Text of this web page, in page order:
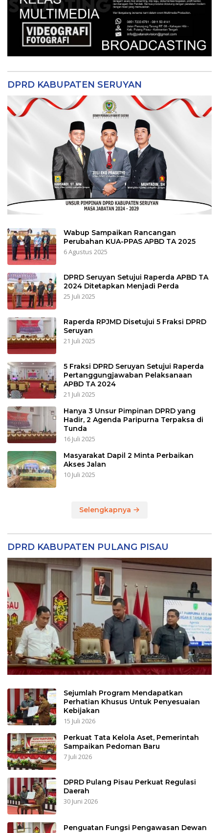
DPRD KABUPATEN SERUYAN
Wabup Sampaikan Rancangan
Perubahan KUA-PPAS APBD TA 2025
6 Agustus 2025
DPRD Seruyan Setujui Raperda APBD TA
2024 Ditetapkan Menjadi Perda
25 Juli 2025
Raperda RPJMD Disetujui 5 Fraksi DPRD
Seruyan
21 Juli 2025
5 Fraksi DPRD Seruyan Setujui Raperda
Pertanggungjawaban Pelaksanaan
APBD TA 2024
21 Juli 2025
Hanya 3 Unsur Pimpinan DPRD yang
Hadir, 2 Agenda Paripurna Terpaksa di
Tunda
16 Juli 2025
Masyarakat Dapil 2 Minta Perbaikan
Akses Jalan
10 Juli 2025
Selengkapnya
DPRD KABUPATEN PULANG PISAU
Sejumlah Program Mendapatkan
Perhatian Khusus Untuk Penyesuaian
Kebijakan
15 Juli 2026
Perkuat Tata Kelola Aset, Pemerintah
Sampaikan Pedoman Baru
7 Juli 2026
DPRD Pulang Pisau Perkuat Regulasi
Daerah
30 Juni 2026
Penguatan Fungsi Pengawasan Dewan